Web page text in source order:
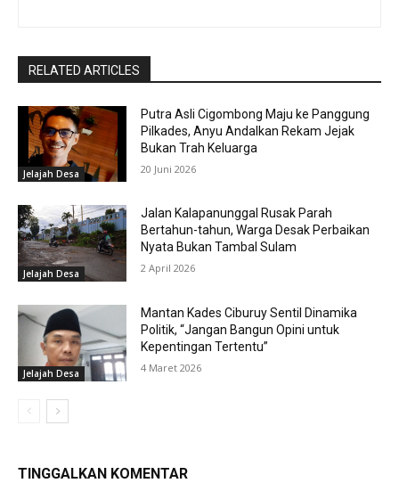
RELATED ARTICLES
Jelajah Desa
Putra Asli Cigombong Maju ke Panggung
Pilkades, Anyu Andalkan Rekam Jejak
Bukan Trah Keluarga
20 Juni 2026
Jelajah Desa
Jalan Kalapanunggal Rusak Parah
Bertahun-tahun, Warga Desak Perbaikan
Nyata Bukan Tambal Sulam
2 April 2026
Jelajah Desa
Mantan Kades Ciburuy Sentil Dinamika
Politik, “Jangan Bangun Opini untuk
Kepentingan Tertentu”
4 Maret 2026
TINGGALKAN KOMENTAR